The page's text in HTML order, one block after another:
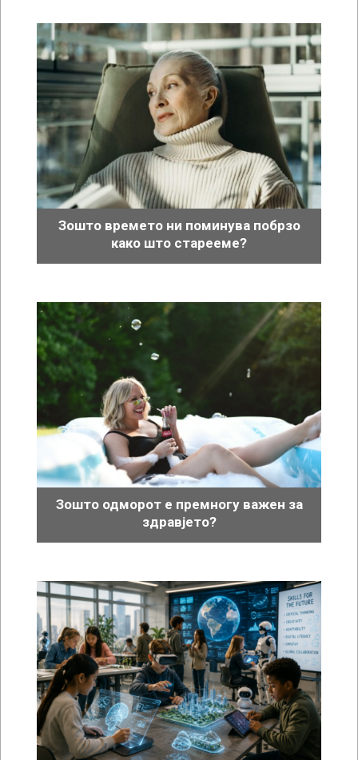
Зошто времето ни поминува побрзо
како што старееме?
Зошто одморот е премногу важен за
здравјето?